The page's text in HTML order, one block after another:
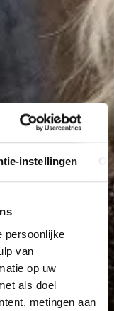
instellingen
persoonlijke
van
op uw
als doel
metingen aan